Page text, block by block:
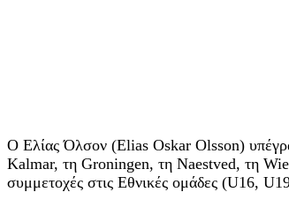
Ο Ελίας Όλσον (Elias Oskar Olsson)
Kalmar, τη Groningen, τη Naestved, τη
συμμετοχές στις Εθνικές ομάδες (U16,